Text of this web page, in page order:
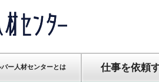
バー人材センターとは 仕事を依頼